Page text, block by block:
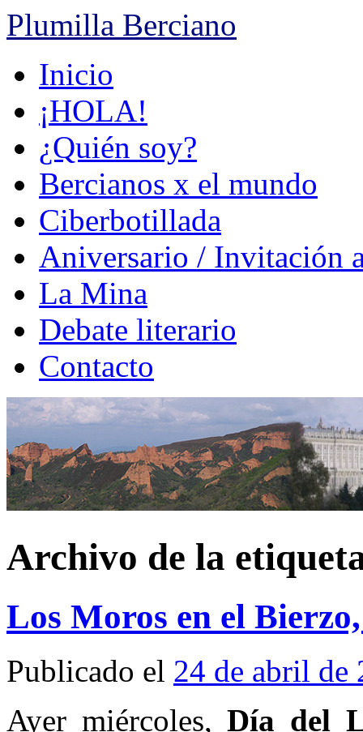
Plumilla Berciano
contenidoInicio
¡HOLA!
¿Quién soy?
Bercianos x el mundo
Ciberbotillada
Aniversario / Invitación
La Mina
Debate literario
Contacto
Archivo de la
Los Moros en el
Publicado el 24 de abril de
Ayer miércoles,Día del